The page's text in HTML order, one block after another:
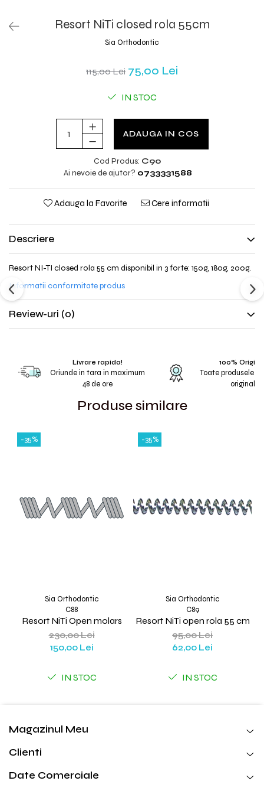
Resort NiTi closed rola 55cm
Sia Orthodontic
115,00 Lei 75,00 Lei
IN STOC
ADAUGA IN COS
Cod Produs: C90
Ai nevoie de ajutor? 0733331588
Adauga la Favorite Cere informatii
Descriere
Resort NI-TI closed rola 55 cm disponibil in 3 forte: 150g, 180g, 200g.
Informatii conformitate produs
Review-uri (0)
Livrare rapida!
Oriunde in tara in maximum
48 de ore
100%
Toate produsele
originale
Produse similare
-35%
Sia Orthodontic
C88
Resort NiTi Open molars
230,00 Lei
150,00 Lei
IN STOC
-35%
Sia Orthodontic
C89
Resort NiTi open rola 55 cm
95,00 Lei
62,00 Lei
IN STOC
Magazinul Meu
Clienti
Date Comerciale